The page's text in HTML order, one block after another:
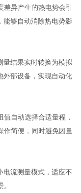
异产生的热电势会引
能够自动消除热电势影
量结果实时转换为模拟
外部设备，实现自动化
自动选择合适量程，
作简便，同时避免因量
电流测量模式，适应不